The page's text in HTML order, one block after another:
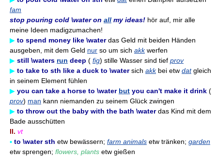
fam
stop pouring cold \water on all my ideas! hör auf, mir alle
meine Ideen madigzumachen!
▶ to spend money like \waterdas Geld mit beiden Händen
ausgeben, mit dem Geld nur so um sich akkwerfen
▶ still \waters run deep ( fig) stille Wasser sind tief prov
▶ to take to sth like a duck to \watersich akkbei etw datgleich
in seinem Element fühlen
▶ you can take a horse to \water but you can't make it drink (
prov) man kann niemanden zu seinem Glück zwingen
▶ to throw out the baby with the bath \waterdas Kind mit dem
Bade ausschütten
II. vt
▪ to \water sth etw bewässern; farm animals etw tränken; garden
etw sprengen; flowers, plants etw gießen